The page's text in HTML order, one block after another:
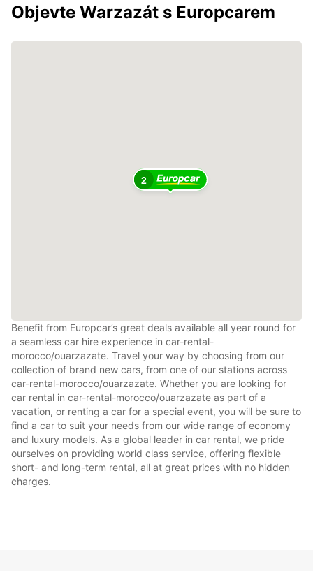
Objevte Warzazát s Europcarem
2
Benefit from Europcar’s great deals available all year round for
a seamless car hire experience in car-rental-
morocco/ouarzazate. Travel your way by choosing from our
collection of brand new cars, from one of our stations across
car-rental-morocco/ouarzazate. Whether you are looking for
car rental in car-rental-morocco/ouarzazate as part of a
vacation, or renting a car for a special event, you will be sure to
find a car to suit your needs from our wide range of economy
and luxury models. As a global leader in car rental, we pride
ourselves on providing world class service, offering flexible
short- and long-term rental, all at great prices with no hidden
charges.